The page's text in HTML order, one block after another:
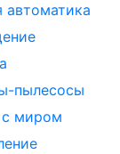
пылесосы
с миром